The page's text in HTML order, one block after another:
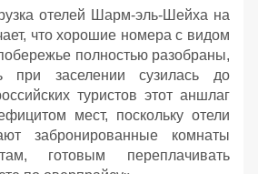
отелей Шарм-эль-Шейха на
что хорошие номера с видом
полностью разобраны,
при заселении сузилась до
туристов этот аншлаг
мест, поскольку отели
забронированные комнаты
готовым переплачивать